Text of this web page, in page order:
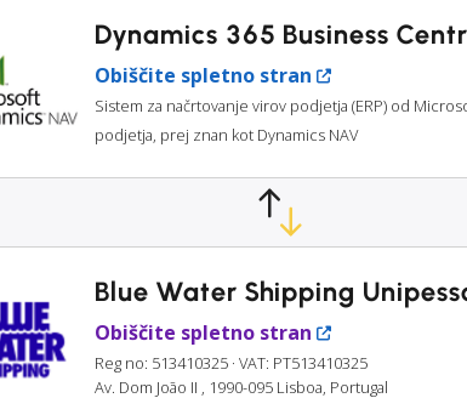
Dynamics 365 Business
Obiščite spletno stran
Sistem za načrtovanje virov podjetja (ERP) od
podjetja, prej znan kot Dynamics NAV
Blue Water Shipping
Obiščite spletno stran
Reg no: 513410325 · VAT: PT513410325
Av. Dom João II , 1990-095 Lisboa, Portugal